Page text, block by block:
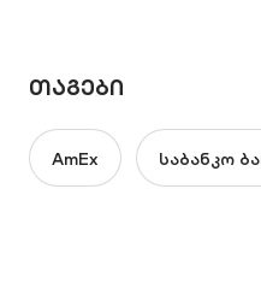
ᲗᲐᲒᲔᲑᲘ
AmEx საბანკო